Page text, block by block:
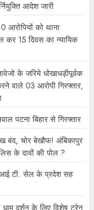
आदेश जारी
आरोपियों को थाना
कर 15 दिवस का न्यायिक
के जरिये धोखाधड़ीपूर्वक
वाले 03 आरोपी गिरफ्तार,
पटना बिहार से गिरफ्तार
बंद, चोर बेखौफ! अंबिकापुर
के दावों की पोल ?
आई.टी. सेल के प्रदेश सह